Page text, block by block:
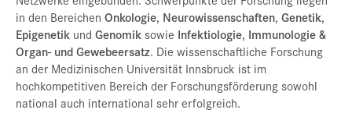
in den Bereichen Onkologie, Neurowissenschaften, Genetik,
Epigenetik und Genomiksowie Infektiologie, Immunologie &
Organ- und Gewebeersatz. Die wissenschaftliche Forschung
an der Medizinischen Universität Innsbruck ist im
hochkompetitiven Bereich der Forschungsförderung sowohl
national auch international sehr erfolgreich.